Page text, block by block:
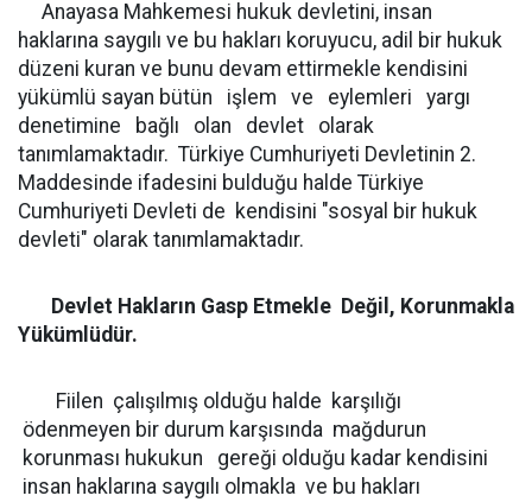
Anayasa Mahkemesi hukuk devletini, insan
haklarına saygılı ve bu hakları koruyucu, adil bir hukuk
düzeni kuran ve bunu devam ettirmekle kendisini
yükümlü sayan bütün işlem ve eylemleri yargı
denetimine bağlı olan devlet olarak
tanımlamaktadır. Türkiye Cumhuriyeti Devletinin 2.
Maddesinde ifadesini bulduğu halde Türkiye
Cumhuriyeti Devleti de kendisini "sosyal bir hukuk
devleti" olarak tanımlamaktadır.
Devlet Hakların Gasp Etmekle Değil, Korunmakla
Yükümlüdür.
Fiilen çalışılmış olduğu halde karşılığı
ödenmeyen bir durum karşısında mağdurun
korunması hukukun gereği olduğu kadar kendisini
insan haklarına saygılı olmakla ve bu hakları